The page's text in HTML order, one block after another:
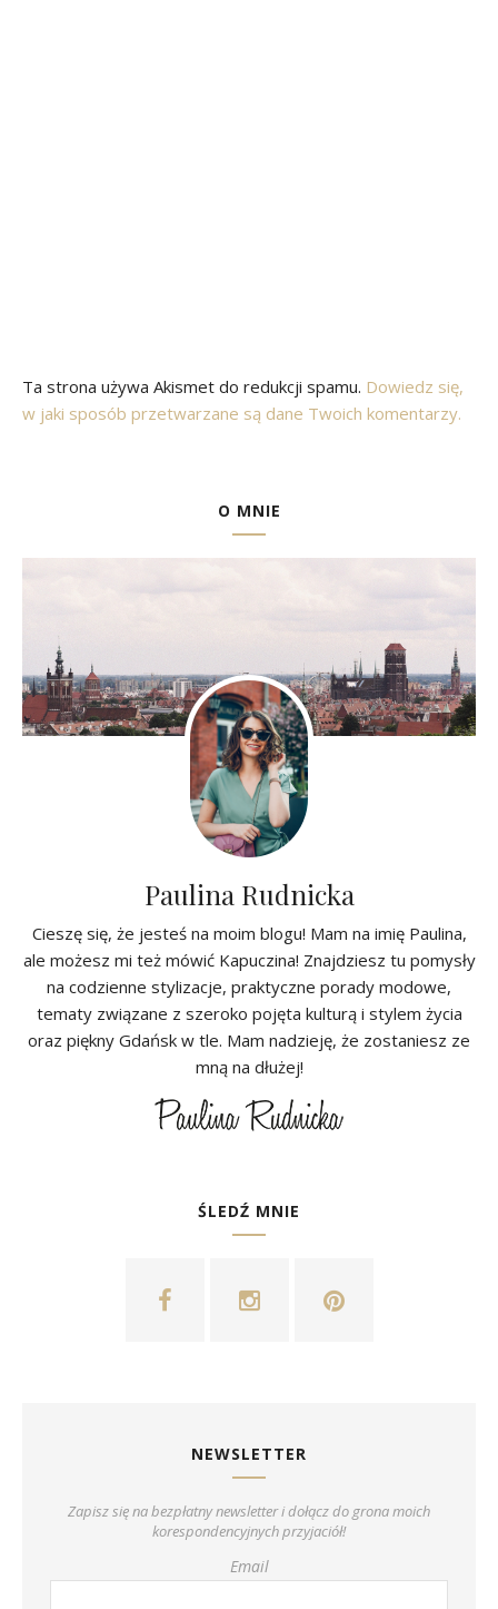
Ta strona używa Akismet do redukcji spamu. Dowiedz się,
w jaki sposób przetwarzane są dane Twoich komentarzy.
O MNIE
Paulina Rudnicka
Cieszę się, że jesteś na moim blogu! Mam na imię Paulina,
ale możesz mi też mówić Kapuczina! Znajdziesz tu pomysły
na codzienne stylizacje, praktyczne porady modowe,
tematy związane z szeroko pojęta kulturą i stylem życia
oraz piękny Gdańsk w tle. Mam nadzieję, że zostaniesz ze
mną na dłużej!
ŚLEDŹ MNIE
NEWSLETTER
Zapisz się na bezpłatny newsletter i dołącz do grona moich
korespondencyjnych przyjaciół!
Email